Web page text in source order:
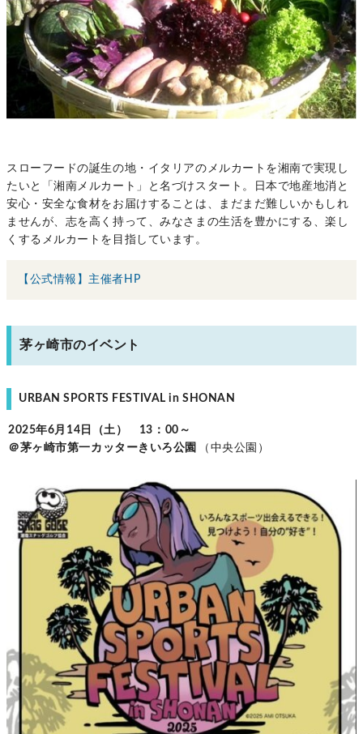
スローフードの誕生の地・イタリアのメルカートを湘南で実現し
たいと「湘南メルカート」と名づけスタート。日本で地産地消と
安心・安全な食材をお届けすることは、まだまだ難しいかもしれ
ませんが、志を高く持って、みなさまの生活を豊かにする、楽し
くするメルカートを目指しています。
【公式情報】主催者HP
茅ヶ崎市のイベント
URBAN SPORTS FESTIVAL in SHONAN
2025年6月14日（土） 13：00～
＠茅ヶ崎市第一カッターきいろ公園
（中央公園）